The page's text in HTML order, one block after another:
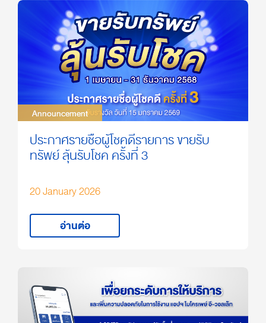
Announcement
Announcement
ประกาศรายชื่อผู้โชคดีรายการ ขายรับ
ทรัพย์ ลุ้นรับโชค ครั้งที่ 3
20 January 2026
อ่านต่อ